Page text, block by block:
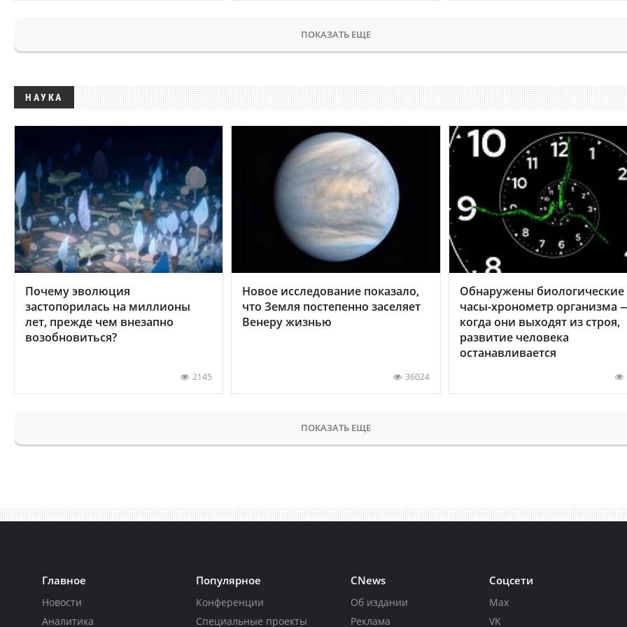
ПОКАЗАТЬ ЕЩЕ
НАУКА
Почему эволюция
застопорилась на миллионы
лет, прежде чем внезапно
возобновиться?
2145
Новое исследование показало,
что Земля постепенно заселяет
Венеру жизнью
36024
Обнаружены биологические
часы-хронометр организма
когда они выходят из строя,
развитие человека
останавливается
ПОКАЗАТЬ ЕЩЕ
Главное
Новости
Аналитика
Популярное
Конференции
Специальные проекты
CNews
Об издании
Реклама
Соцсети
Max
VK